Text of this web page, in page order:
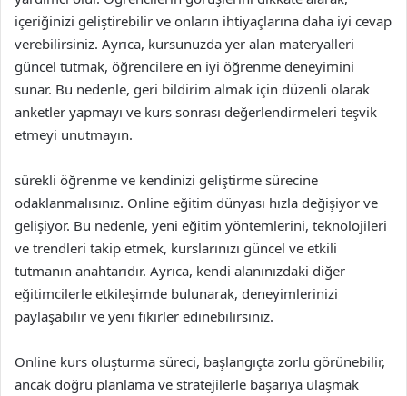
içeriğinizi geliştirebilir ve onların ihtiyaçlarına daha iyi cevap
verebilirsiniz. Ayrıca, kursunuzda yer alan materyalleri
güncel tutmak, öğrencilere en iyi öğrenme deneyimini
sunar. Bu nedenle, geri bildirim almak için düzenli olarak
anketler yapmayı ve kurs sonrası değerlendirmeleri teşvik
etmeyi unutmayın.
sürekli öğrenme ve kendinizi geliştirme sürecine
odaklanmalısınız. Online eğitim dünyası hızla değişiyor ve
gelişiyor. Bu nedenle, yeni eğitim yöntemlerini, teknolojileri
ve trendleri takip etmek, kurslarınızı güncel ve etkili
tutmanın anahtarıdır. Ayrıca, kendi alanınızdaki diğer
eğitimcilerle etkileşimde bulunarak, deneyimlerinizi
paylaşabilir ve yeni fikirler edinebilirsiniz.
Online kurs oluşturma süreci, başlangıçta zorlu görünebilir,
ancak doğru planlama ve stratejilerle başarıya ulaşmak